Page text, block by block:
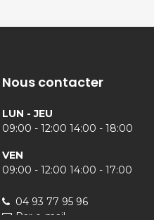
Nous contacter
LUN - JEU
09:00 - 12:00 14:00 - 18:00
VEN
09:00 - 12:00 14:00 - 17:00
04 93 77 95 96
Par e-mail